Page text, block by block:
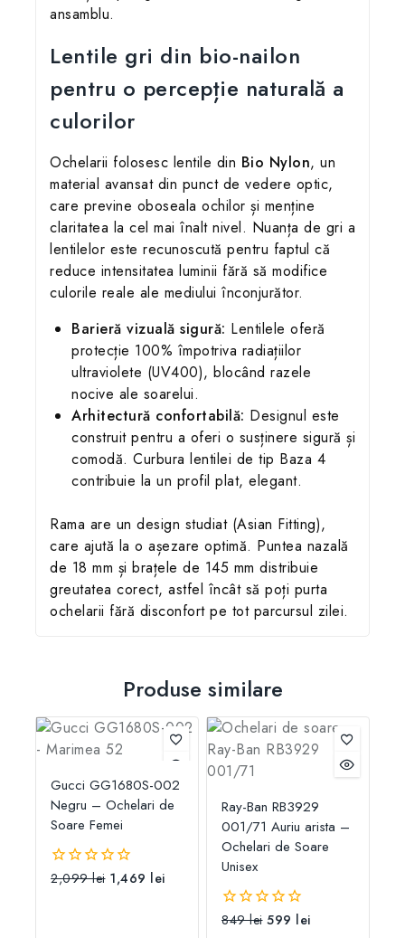
ansamblu.
Lentile gri din bio-nailon
pentru o percepție naturală a
culorilor
Ochelarii folosesc lentile din Bio Nylon, un
material avansat din punct de vedere optic,
care previne oboseala ochilor și menține
claritatea la cel mai înalt nivel. Nuanța de gri a
lentilelor este recunoscută pentru faptul că
reduce intensitatea luminii fără să modifice
culorile reale ale mediului înconjurător.
Barieră vizuală sigură: Lentilele oferă
protecție 100% împotriva radiațiilor
ultraviolete (UV400), blocând razele
nocive ale soarelui.
Arhitectură confortabilă: Designul este
construit pentru a oferi o susținere sigură și
comodă. Curbura lentilei de tip Baza 4
contribuie la un profil plat, elegant.
Rama are un design studiat (Asian Fitting),
care ajută la o așezare optimă. Puntea nazală
de 18 mm și brațele de 145 mm distribuie
greutatea corect, astfel încât să poți purta
ochelarii fără disconfort pe tot parcursul zilei.
Produse similare
Gucci GG1680S-002
Negru – Ochelari de
Soare Femei
0
2,099lei 1,469 lei
Ray-Ban RB3929
001/71 Auriu arista –
Ochelari de Soare
Unisex
0
849lei 599 lei